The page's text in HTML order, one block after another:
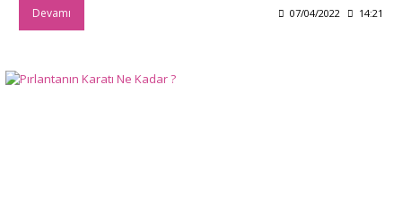
Devamı 07/04/2022 14:21